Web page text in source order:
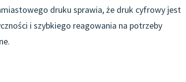
druku sprawia, że druk cyfrowy jest
i szybkiego reagowania na potrzeby